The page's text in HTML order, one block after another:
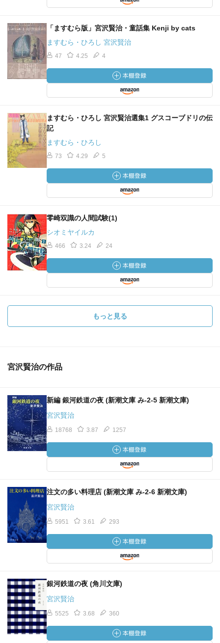
「ますむら版」宮沢賢治・童話集 Kenji by cats
ますむら・ひろし 宮沢賢治
47 4.25 4
ますむら・ひろし 宮沢賢治選集1 グスコーブドリの伝
記
ますむら・ひろし
73 4.29 5
零崎双識の人間試験(1)
シオミヤイルカ
466 3.24 24
もっと見る
宮沢賢治の作品
新編 銀河鉄道の夜 (新潮文庫 み-2-5 新潮文庫)
宮沢賢治
18768 3.87 1257
注文の多い料理店 (新潮文庫 み-2-6 新潮文庫)
宮沢賢治
5951 3.61 293
銀河鉄道の夜 (角川文庫)
宮沢賢治
5525 3.68 360